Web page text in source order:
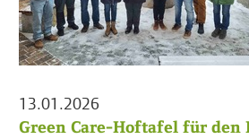
13.01.2026
Green Care-Hoftafel für den